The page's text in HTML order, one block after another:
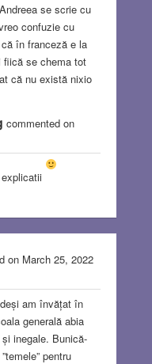
se scrie cu
confuzie cu
în franceză e la
fiică se chema tot
că nu există nixio
commented on
on March 25, 2022
am învățat în
generală abia
inegale. Bunică-
pentru